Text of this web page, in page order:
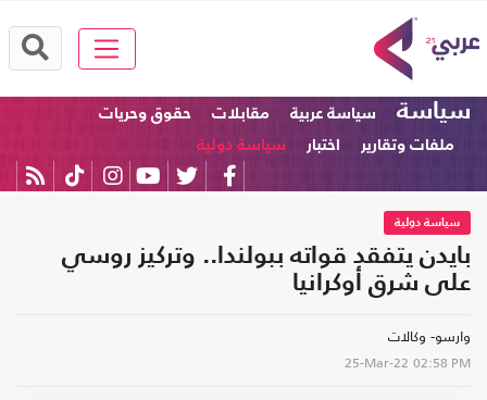
سياسة سياسة عربية مقابلات
حقوق وحريات
ملفات وتقارير
اختبار سياسة دولية
سياسة دولية
بايدن يتفقد قواته ببولندا.. وتركيز روسي
على شرق أوكرانيا
وارسو- وكالات
25-Mar-22 02:58 PM